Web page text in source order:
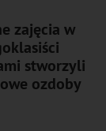
zajęcia w
stworzyli
ozdoby